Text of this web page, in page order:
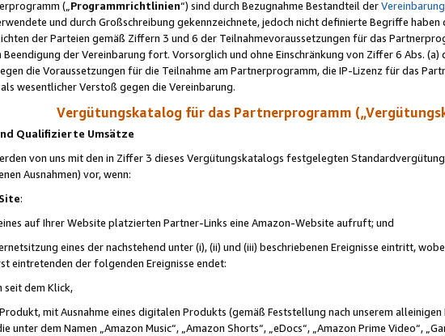
(„Programmrichtlinien“) sind durch Bezugnahme Bestandteil der
und durch Großschreibung gekennzeichnete, jedoch nicht definierte Begriffe haben
der Parteien gemäß Ziffern 3 und 6 der Teilnahmevoraussetzungen für das
der Vereinbarung fort. Vorsorglich und ohne Einschränkung von Ziffer 6 Abs.
die Voraussetzungen für die Teilnahme am Partnerprogramm, die IP-Lizenz für das
wesentlicher Verstoß gegen die Vereinbarung.
Vergütungskatalog für das Partnerprogramm
Qualifizierte Umsätze
von uns mit den in Ziffer 3 dieses Vergütungskatalogs festgelegten
Ausnahmen) vor, wenn:
:
auf Ihrer Website platzierten Partner-Links eine Amazon-Website aufruft; und
eines der nachstehend unter (i), (ii) und (iii) beschriebenen Ereignisse eintritt,
eintretenden der folgenden Ereignisse endet:
dem Klick,
mit Ausnahme eines digitalen Produkts (gemäß Feststellung nach unserem alleinigen
dem Namen „Amazon Music“, „Amazon Shorts“, „eDocs“, „Amazon Prime Video“,